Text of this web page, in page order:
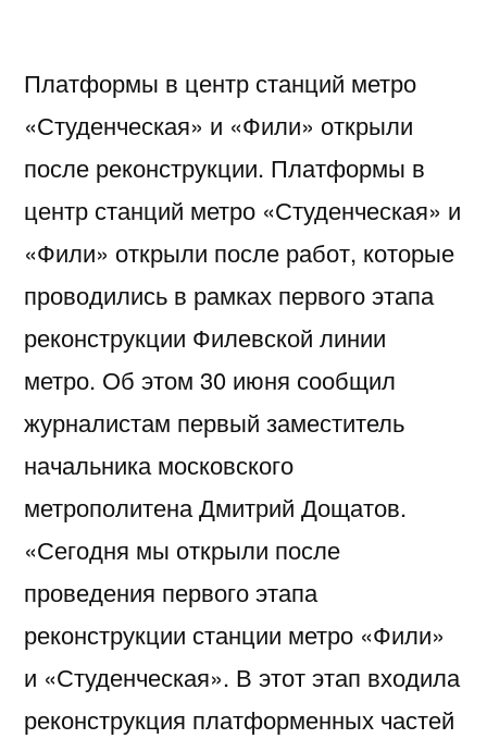
Платформы в центр станций метро
«Студенческая» и «Фили» открыли
после реконструкции. Платформы в
центр станций метро «Студенческая» и
«Фили» открыли после работ, которые
проводились в рамках первого этапа
реконструкции Филевской линии
метро. Об этом 30 июня сообщил
журналистам первый заместитель
начальника московского
метрополитена Дмитрий Дощатов.
«Сегодня мы открыли после
проведения первого этапа
реконструкции станции метро «Фили»
и «Студенческая». В этот этап входила
реконструкция платформенных частей